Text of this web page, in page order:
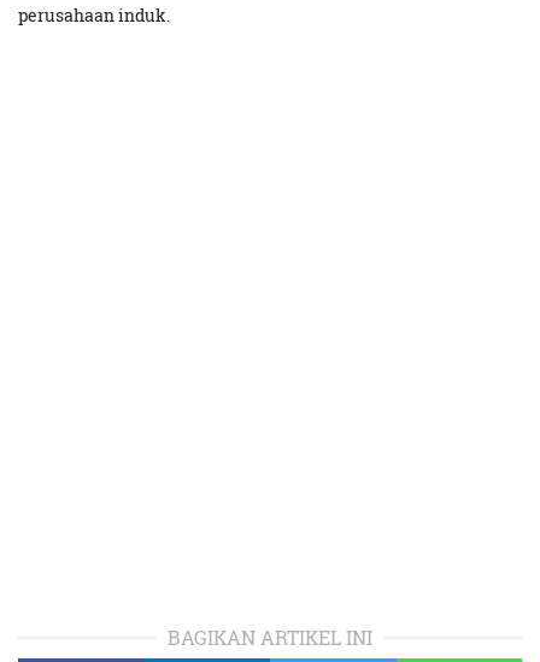
perusahaan induk.
BAGIKAN ARTIKEL INI